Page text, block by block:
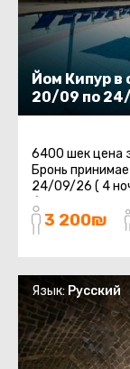
Йом Кипур в
20/09 по 24/
6400 шек цена
Бронь
24/09/26 ( 4
бываемый отдых в отеле HOD на Мертвом
... 3 200₪
Язык: Русский